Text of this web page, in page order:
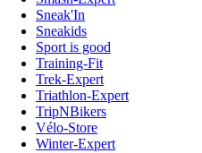
Sneak'In
Sneakids
Sport is good
Training-Fit
Trek-Expert
Triathlon-Expert
TripNBikers
Vélo-Store
Winter-Expert